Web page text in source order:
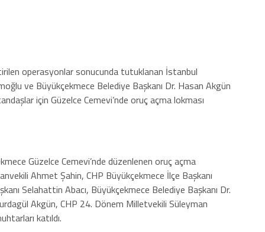
operasyonlar sonucunda tutuklanan İstanbul
ve Büyükçekmece Belediye Başkanı Dr. Hasan Akgün
için Güzelce Cemevi’nde oruç açma lokması
Güzelce Cemevi’nde düzenlenen oruç açma
Ahmet Şahin, CHP Büyükçekmece İlçe Başkanı
Selahattin Abacı, Büyükçekmece Belediye Başkanı Dr.
Akgün, CHP 24. Dönem Milletvekili Süleyman
katıldı.